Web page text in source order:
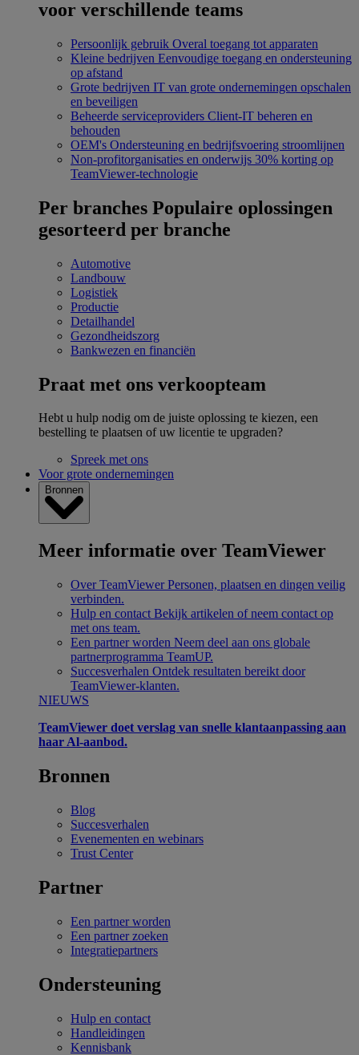
voor verschillende teams
Persoonlijk gebruik Overal toegang tot apparaten
Kleine bedrijven Eenvoudige toegang en ondersteuning
op afstand
Grote bedrijven IT van grote ondernemingen opschalen
en beveiligen
Beheerde serviceproviders Client-IT beheren en
behouden
OEM's Ondersteuning en bedrijfsvoering stroomlijnen
Non-profitorganisaties en onderwijs 30% korting op
TeamViewer-technologie
Per branches Populaire oplossingen
gesorteerd per branche
Automotive
Landbouw
Logistiek
Productie
Detailhandel
Gezondheidszorg
Bankwezen en financiën
Praat met ons verkoopteam
Hebt u hulp nodig om de juiste oplossing te kiezen, een
bestelling te plaatsen of uw licentie te upgraden?
Spreek met ons
Voor grote ondernemingen
Bronnen
Meer informatie over TeamViewer
Over TeamViewer Personen, plaatsen en dingen veilig
verbinden.
Hulp en contact Bekijk artikelen of neem contact op
met ons team.
Een partner worden Neem deel aan ons globale
partnerprogramma TeamUP.
Succesverhalen Ontdek resultaten bereikt door
TeamViewer-klanten.
NIEUWS
TeamViewer doet verslag van snelle klantaanpassing aan
haar Al-aanbod.
Bronnen
Blog
Succesverhalen
Evenementen en webinars
Trust Center
Partner
Een partner worden
Een partner zoeken
Integratiepartners
Ondersteuning
Hulp en contact
Handleidingen
Kennisbank